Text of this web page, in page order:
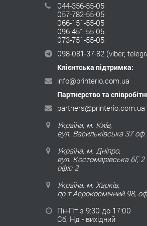
044-356-55-05
057-782-55-05
066-151-55-05
096-451-55-05
073-751-55-05
098-081-37-82 (viber,
Клієнтська підтримка:
info@printerio.com.ua
Партнерство та
partners@printerio.com.ua
Україна, м. Київ,
вул. Васильківська 37
Україна, м. Дніпро,
вул. Костомарівська 6Г, 2
офіс 2
Україна, м. Харків,
пр-т Аерокосмічний 98,
Пн-Пт з 9:30 до 17:00
Сб, Нд - вихідний